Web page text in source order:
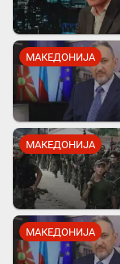
МАКЕДОНИЈА
МАКЕДОНИЈА
МАКЕДОНИЈА